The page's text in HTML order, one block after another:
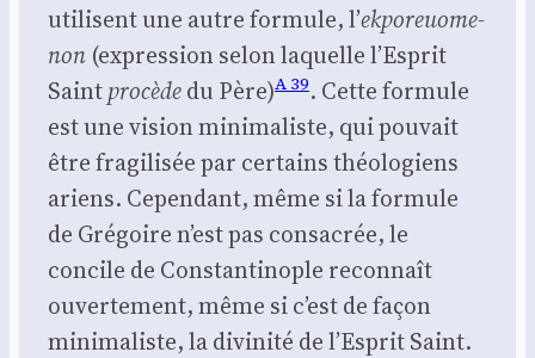
uti­lisent une autre for­mule, l’ekpo­reuo­me­
non (expres­sion selon laquelle l’Es­prit
Saintpro­cèdedu Père)A 39. Cette for­mule
est une vision mini­ma­liste, qui pou­vait
être fra­gi­li­sée par cer­tains théo­lo­giens
ariens. Cepen­dant, même si la for­mule
de Gré­goire n’est pas consa­crée, le
concile de Constan­ti­nople recon­naît
ouver­te­ment, même si c’est de façon
mini­ma­liste, la divi­ni­té de l’Es­prit Saint.